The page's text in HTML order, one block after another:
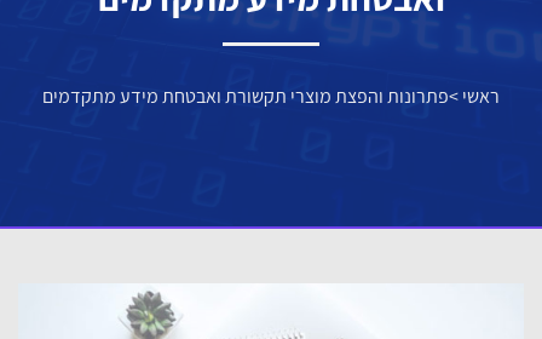
ראשי>פתרונות והפצת מוצרי תקשורת ואבטחת מידע מתקדמים